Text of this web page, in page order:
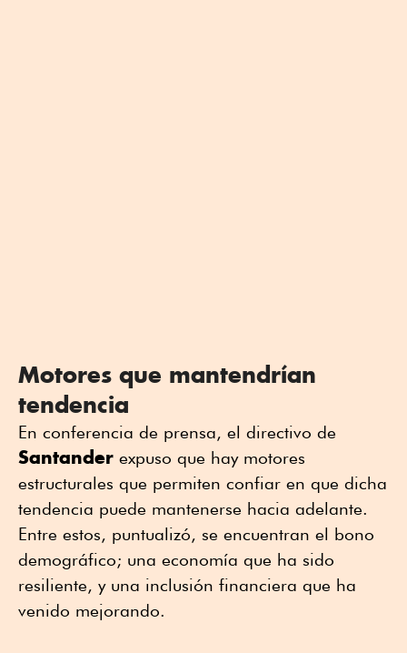
Motores que mantendrían
tendencia
En conferencia de prensa, el directivo de
Santander expuso que hay motores
estructurales que permiten confiar en que dicha
tendencia puede mantenerse hacia adelante.
Entre estos, puntualizó, se encuentran el bono
demográfico; una economía que ha sido
resiliente, y una inclusión financiera que ha
venido mejorando.